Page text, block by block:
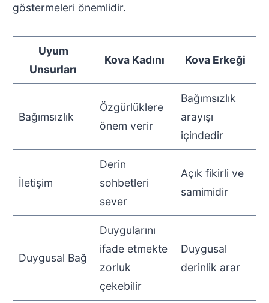
göstermeleri önemlidir.
Uyum
Unsurları
Kova Kadını Kova Erkeği
Bağımsızlık
Özgürlüklere
önem verir
Bağımsızlık
arayışı
içindedir
İletişim
Derin
sohbetleri
sever
Açık fikirli ve
samimidir
Duygusal Bağ
Duygularını
ifade etmekte
zorluk
çekebilir
Duygusal
derinlik arar